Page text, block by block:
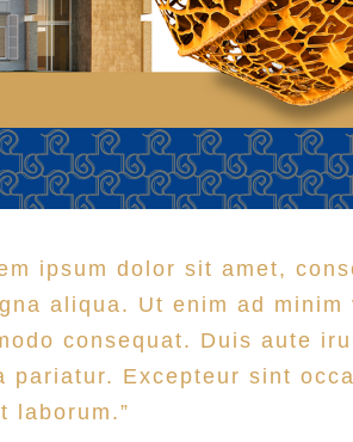
ipsum dolor sit amet,
aliqua. Ut enim ad
consequat. Duis aute
Excepteur sint
laborum.”